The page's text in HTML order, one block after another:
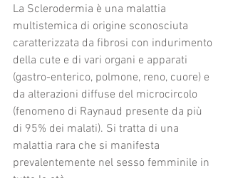
La Sclerodermia è una malattia
multistemica di origine sconosciuta
caratterizzata da fibrosi con indurimento
della cute e di vari organi e apparati
(gastro-enterico, polmone, reno, cuore) e
da alterazioni diffuse del microcircolo
(fenomeno di Raynaud presente da più
di 95% dei malati). Si tratta di una
malattia rara che si manifesta
prevalentemente nel sesso femminile in